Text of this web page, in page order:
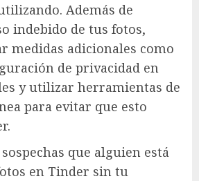
Además de
indebido de tus fotos,
medidas adicionales como
de privacidad en
y utilizar herramientas de
para evitar que esto
que alguien está
en Tinder sin tu